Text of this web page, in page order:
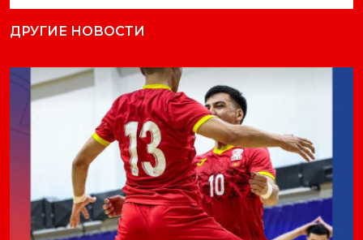
ДРУГИЕ НОВОСТИ